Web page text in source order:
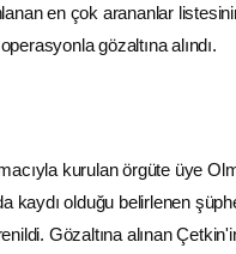
en çok arananlar
gözaltına alındı.
kurulan örgüte üye
kaydı olduğu belirlenen
Gözaltına alınan